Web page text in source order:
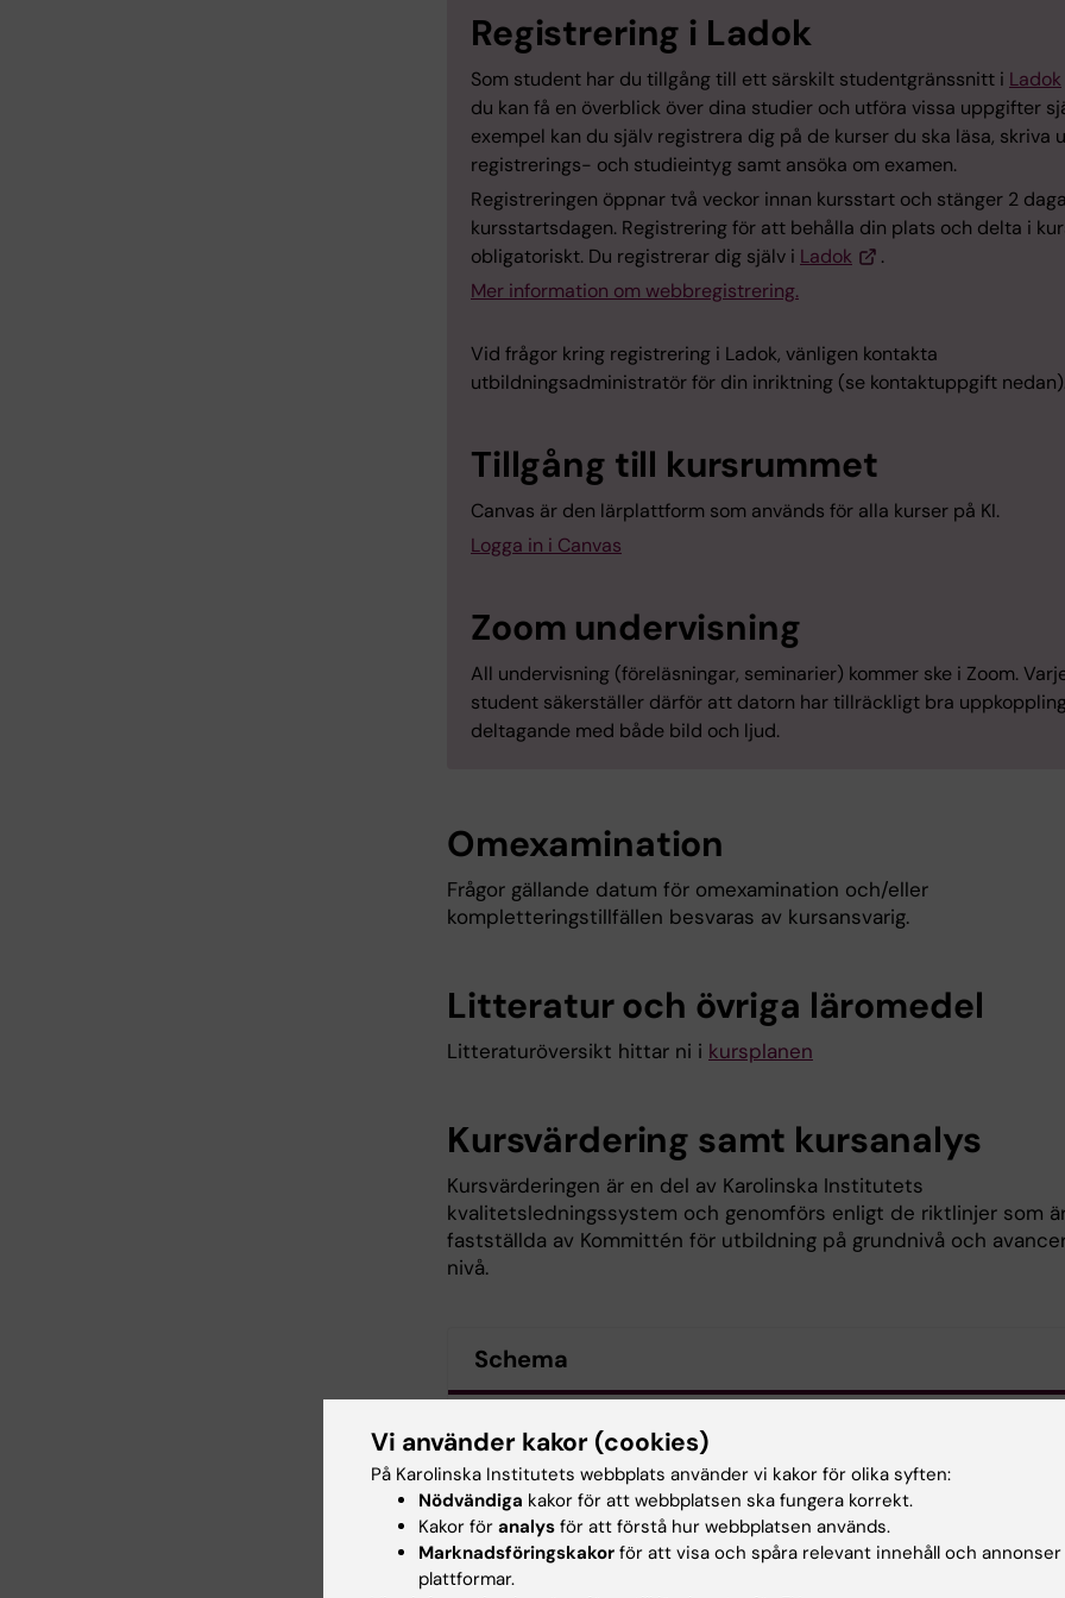
Registrering i Ladok
Som student har du tillgång till ett särskilt studentgränssnitt i Ladok
du kan få en överblick över dina studier och utföra vissa uppgifter
exempel kan du själv registrera dig på de kurser du ska läsa, skriva
registrerings- och studieintyg samt ansöka om examen.
Registreringen öppnar två veckor innan kursstart och stänger 2
kursstartsdagen. Registrering för att behålla din plats och delta i
obligatoriskt. Du registrerar dig själv i Ladok
.
Mer information om webbregistrering.
Vid frågor kring registrering i Ladok, vänligen kontakta
utbildningsadministratör för din inriktning (se kontaktuppgift
Tillgång till kursrummet
Canvas är den lärplattform som används för alla kurser på KI.
Logga in i Canvas
Zoom undervisning
All undervisning (föreläsningar, seminarier) kommer ske i Zoom.
student säkerställer därför att datorn har tillräckligt bra
deltagande med både bild och ljud.
Omexamination
Frågor gällande datum för omexamination och/eller
kompletteringstillfällen besvaras av kursansvarig.
Litteratur och övriga läromedel
Litteraturöversikt hittar ni i kursplanen
Kursvärdering samt kursanalys
Kursvärderingen är en del av Karolinska Institutets
kvalitetsledningssystem och genomförs enligt de riktlinjer som
fastställda av Kommittén för utbildning på grundnivå och
nivå.
Schema
Prel Schema Palliativ vård 2QA331 HT26 OBS! Schemat är
fram till kursstart(PDF, 249.55 KB)
Senast genomförda kursvärdering och kursanalys
Vi använder kakor (cookies)
På Karolinska Institutets webbplats använder vi kakor för olika syften:
Nödvändiga kakor för att webbplatsen ska fungera korrekt.
Kakor för analys för att förstå hur webbplatsen används.
Marknadsföringskakor för att visa och spåra relevant innehåll och
plattformar.